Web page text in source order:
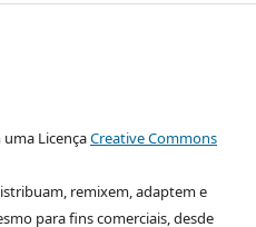
LicençaCreative Commons
remixem, adaptem e
para fins comerciais, desde